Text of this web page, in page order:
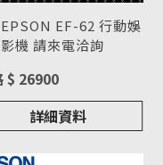
EF-62 行動娛
樂投影機 請來電洽詢
$ 26900
詳細資料